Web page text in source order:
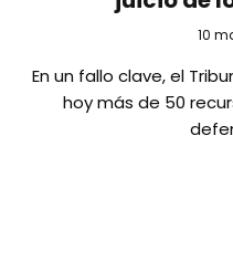
10
En un fallo clave, el
hoy más de 50